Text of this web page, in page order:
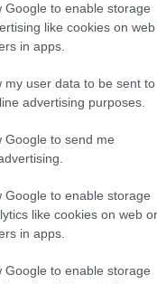
Google to enable storage
like cookies on
in apps.
my user data to be sent to
advertising purposes.
Google to send me
Google to enable storage
like cookies on web or
in apps.
Google to enable storage